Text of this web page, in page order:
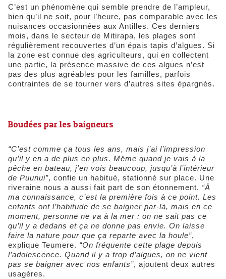
C’est un phénomène qui semble prendre de l’ampleur,
bien qu’il ne soit, pour l’heure, pas comparable avec les
nuisances occasionnées aux Antilles. Ces derniers
mois, dans le secteur de Mitirapa, les plages sont
régulièrement recouvertes d’un épais tapis d’algues. Si
la zone est connue des agriculteurs, qui en collectent
une partie, la présence massive de ces algues n’est
pas des plus agréables pour les familles, parfois
contraintes de se tourner vers d’autres sites épargnés.
Boudées par les baigneurs
“C’est comme ça tous les ans, mais j’ai l’impression
qu’il y en a de plus en plus. Même quand je vais à la
pêche en bateau, j’en vois beaucoup, jusqu’à l’intérieur
de Puunui”, confie un habitué, stationné sur place. Une
riveraine nous a aussi fait part de son étonnement. “À
ma connaissance, c’est la première fois à ce point. Les
enfants ont l’habitude de se baigner par-là, mais en ce
moment, personne ne va à la mer : on ne sait pas ce
qu’il y a dedans et ça ne donne pas envie. On laisse
faire la nature pour que ça reparte avec la houle”,
explique Teumere. “On fréquente cette plage depuis
l’adolescence. Quand il y a trop d’algues, on ne vient
pas se baigner avec nos enfants”, ajoutent deux autres
usagères.